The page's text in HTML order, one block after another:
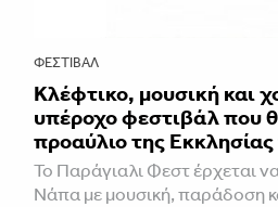
ΦΕΣΤΙΒΑΛ
Κλέφτικο, μουσική και
υπέροχο φεστιβάλ που
προαύλιο της
Το Παράγιαλι Φεστ έρχεται
Νάπα με μουσική, παράδοση